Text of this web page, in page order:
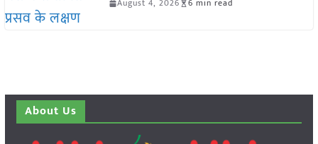
August 4, 2026 6 min read
About Us